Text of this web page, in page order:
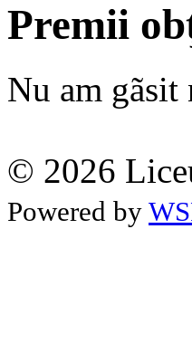
Premii
Nu am gãsit
© 2026
Powered by